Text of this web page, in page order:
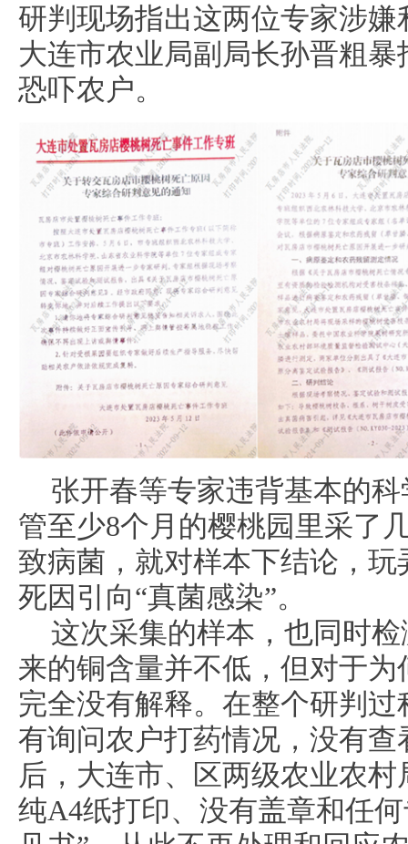
研判现场指出这两位专家涉
大连市农业局副局长孙晋粗
恐吓农户。
张开春等专家违背基本的
管至少8个月的樱桃园里采了
致病菌，就对样本下结论，
死因引向“真菌感染”。
这次采集的样本，也同时
来的铜含量并不低，但对于
完全没有解释。在整个研判
有询问农户打药情况，没有
后，大连市、区两级农业农
纯A4纸打印、没有盖章和任